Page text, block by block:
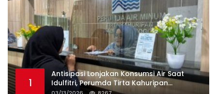
1
Antisipasi Lonjakan Konsumsi Air Saat
Idulfitri, Perumda Tirta Kahuripan
Berlakukan Status Siaga Lebaran